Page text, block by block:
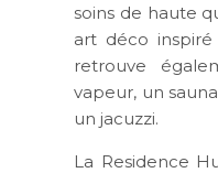
soins de haute
art déco
retrouve
vapeur, un
un jacuzzi.
La Residence